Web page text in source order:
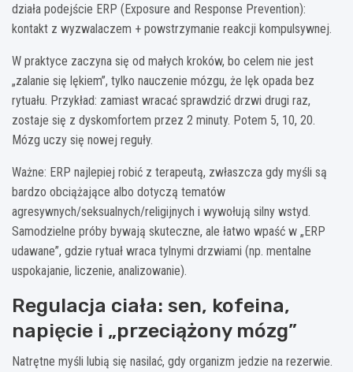
działa podejście ERP (Exposure and Response Prevention):
kontakt z wyzwalaczem + powstrzymanie reakcji kompulsywnej.
W praktyce zaczyna się od małych kroków, bo celem nie jest
„zalanie się lękiem”, tylko nauczenie mózgu, że lęk opada bez
rytuału. Przykład: zamiast wracać sprawdzić drzwi drugi raz,
zostaje się z dyskomfortem przez 2 minuty. Potem 5, 10, 20.
Mózg uczy się nowej reguły.
Ważne: ERP najlepiej robić z terapeutą, zwłaszcza gdy myśli są
bardzo obciążające albo dotyczą tematów
agresywnych/seksualnych/religijnych i wywołują silny wstyd.
Samodzielne próby bywają skuteczne, ale łatwo wpaść w „ERP
udawane”, gdzie rytuał wraca tylnymi drzwiami (np. mentalne
uspokajanie, liczenie, analizowanie).
Regulacja ciała: sen, kofeina,
napięcie i „przeciążony mózg”
Natrętne myśli lubią się nasilać, gdy organizm jedzie na rezerwie.